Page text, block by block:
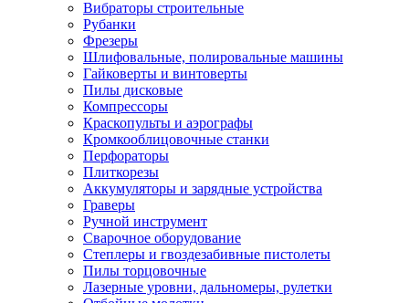
Вибраторы строительные
Рубанки
Фрезеры
Шлифовальные, полировальные машины
Гайковерты и винтоверты
Пилы дисковые
Компрессоры
Краскопульты и аэрографы
Кромкооблицовочные станки
Перфораторы
Плиткорезы
Аккумуляторы и зарядные устройства
Граверы
Ручной инструмент
Сварочное оборудование
Степлеры и гвоздезабивные пистолеты
Пилы торцовочные
Лазерные уровни, дальномеры, рулетки